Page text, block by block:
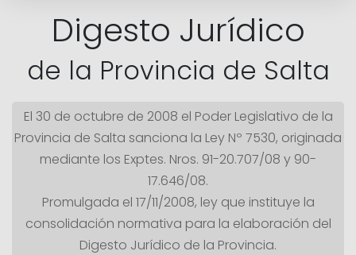
Digesto Jurídico
de la Provincia de Salta
El 30 de octubre de 2008 el Poder Legislativo de la
Provincia de Salta sanciona la Ley Nº 7530, originada
mediante los Exptes. Nros. 91-20.707/08 y 90-
17.646/08.
Promulgada el 17/11/2008, ley que instituye la
consolidación normativa para la elaboración del
Digesto Jurídico de la Provincia.